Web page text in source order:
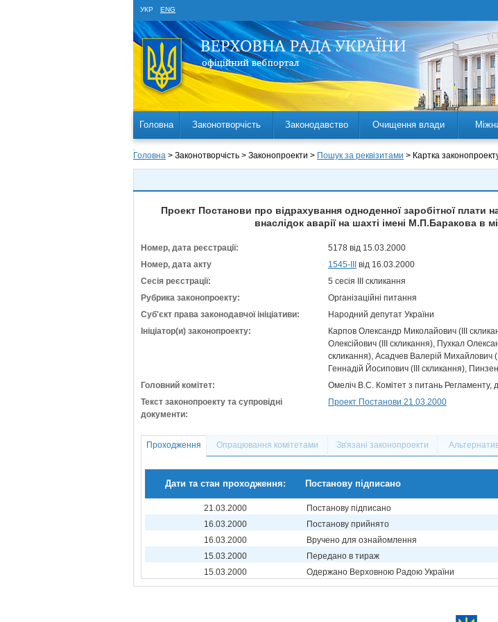
УКР ENG
Головна Законотворчість Законодавство Очищення влади
Головна > Законотворчість > Законопроекти > Пошук за реквізитами > Картка
Проект Постанови про відрахування одноденної заробітної плати
внаслідок аварії на шахті імені М.П.Баракова в
Номер, дата реєстрації:
5178 від 15.03.2000
Номер, дата акту
1545-ІІІ
від 16.03.2000
Сесія реєстрації:
5 сесія III скликання
Рубрика законопроекту:
Організаційні питання
Суб'єкт права законодавчої ініціативи:
Народний депутат України
Ініціатор(и) законопроекту:
Карпов Олександр Миколайович (III
Олексійович (III скликання) Пухкал
скликання) Асадчев Валерій Михайлович
Геннадій Йосипович (III скликання)
Головний комітет:
Омеліч В.С. Комітет з питань Регламенту,
Текст законопроекту та супровідні
документи:
Проект Постанови 21.03.2000
Проходження Опрацювання комітетами Зв'язані законопроекти
Дати та стан проходження: Постанову підписано
21.03.2000
Постанову підписано
16.03.2000
Постанову прийнято
16.03.2000
Вручено для ознайомлення
15.03.2000
Передано в тираж
15.03.2000
Одержано Верховною Радою України